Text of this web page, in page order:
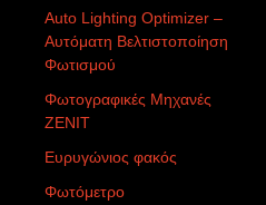
Auto Lighting Optimizer –
Αυτόματη Βελτιστοποίηση
Φωτισμού
Φωτογραφικές Μηχανές
ZENIT
Ευρυγώνιος φακός
Φωτόμετρο